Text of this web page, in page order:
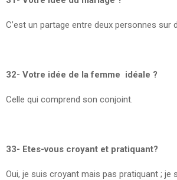
C’est un partage entre deux personnes sur
32- Votre idée de la femme idéale ?
Celle qui comprend son conjoint.
33- Etes-vous croyant et pratiquant?
Oui, je suis croyant mais pas pratiquant ; je